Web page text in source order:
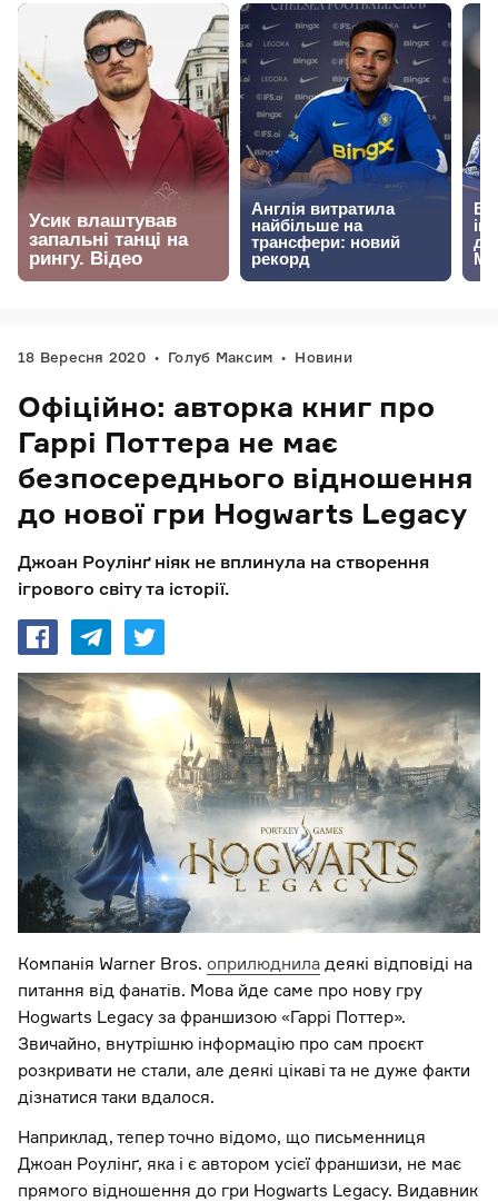
18 Вересня 2020 Голуб Максим Новини
Офіційно: авторка книг про
Гаррі Поттера не має
безпосереднього відношення
до нової гри Hogwarts Legacy
Джоан Роулінґ ніяк не вплинула на створення
ігрового світу та історії.
Компанія Warner Bros. оприлюднила деякі відповіді на
питання від фанатів. Мова йде саме про нову гру
Hogwarts Legacy за франшизою «Гаррі Поттер».
Звичайно, внутрішню інформацію про сам проєкт
розкривати не стали, але деякі цікаві та не дуже факти
дізнатися таки вдалося.
Наприклад, тепер точно відомо, що письменниця
Джоан Роулінґ, яка і є автором усієї франшизи, не має
прямого відношення до гри Hogwarts Legacy. Видавник